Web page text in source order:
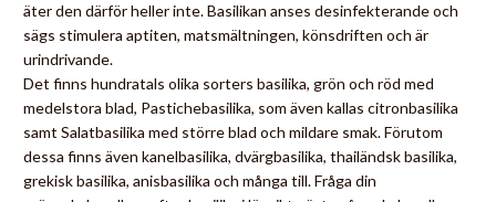
äter den därför heller inte. Basilikan anses desinfekterande och
sägs stimulera aptiten, matsmältningen, könsdriften och är
urindrivande.
Det finns hundratals olika sorters basilika, grön och röd med
medelstora blad, Pastichebasilika, som även kallas citronbasilika
samt Salatbasilika med större blad och mildare smak. Förutom
dessa finns även kanelbasilika, dvärgbasilika, thailändsk basilika,
grekisk basilika, anisbasilika och många till. Fråga din